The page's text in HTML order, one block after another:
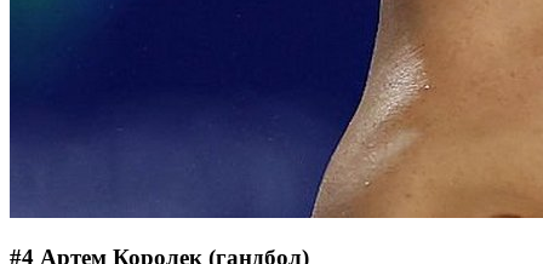
#4 Артем Королек (гандбол)